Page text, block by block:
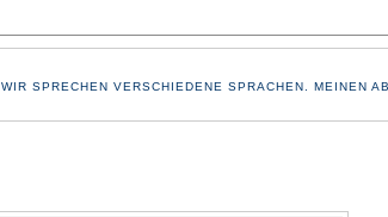
WIR SPRECHEN VERSCHIEDENE SPRACHEN. MEINEN